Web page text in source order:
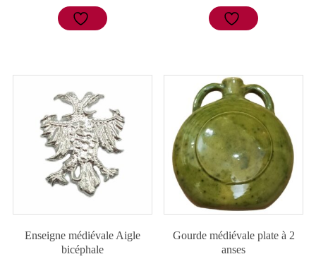
Enseigne médiévale Aigle
bicéphale
Gourde médiévale plate à 2
anses